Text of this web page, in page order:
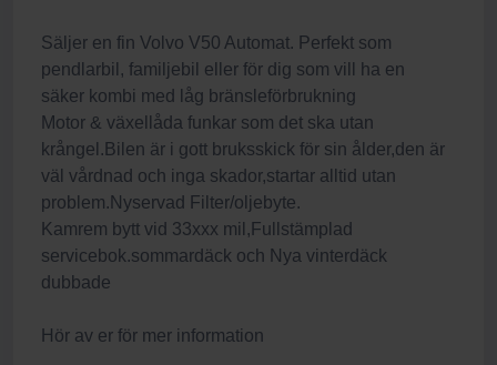
Säljer en fin Volvo V50 Automat. Perfekt som
pendlarbil, familjebil eller för dig som vill ha en
säker kombi med låg bränsleförbrukning
Motor & växellåda funkar som det ska utan
krångel.Bilen är i gott bruksskick för sin ålder,den är
väl vårdnad och inga skador,startar alltid utan
problem.Nyservad Filter/oljebyte.
Kamrem bytt vid 33xxx mil,Fullstämplad
servicebok.sommardäck och Nya vinterdäck
dubbade
Hör av er för mer information